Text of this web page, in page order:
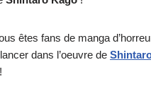
êtes fans de manga
dans l’oeuvre de
!